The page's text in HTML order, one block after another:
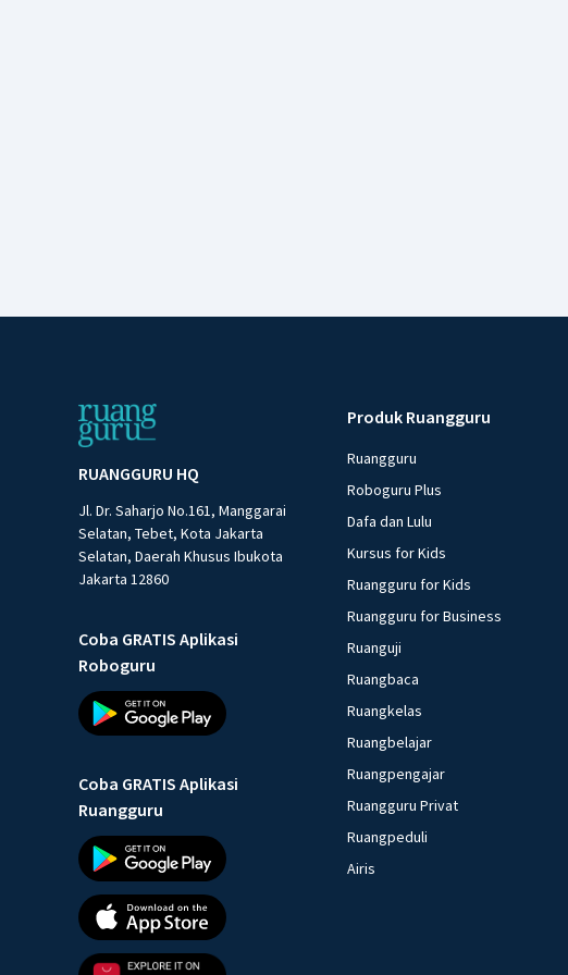
RUANGGURU HQ
Jl. Dr. Saharjo No.161, Manggarai
Selatan, Tebet, Kota Jakarta
Selatan, Daerah Khusus Ibukota
Jakarta 12860
Coba GRATIS Aplikasi
Roboguru
Coba GRATIS Aplikasi
Ruangguru
Produk Ruangguru
Ruangguru
Roboguru Plus
Dafa dan Lulu
Kursus for Kids
Ruangguru for Kids
Ruangguru for Business
Ruanguji
Ruangbaca
Ruangkelas
Ruangbelajar
Ruangpengajar
Ruangguru Privat
Ruangpeduli
Airis